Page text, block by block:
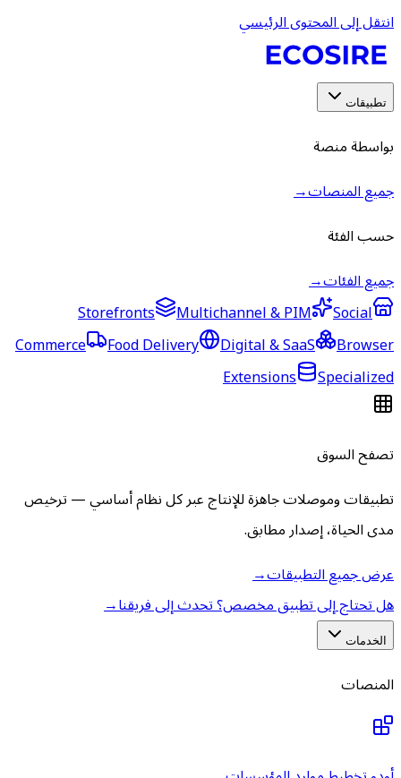
انتقل إلى المحتوى الرئيسي
تطبيقات
بواسطة منصة
جميع المنصات→
حسب الفئة
جميع الفئات→
Storefronts
Multichannel & PIM
Social
Commerce
Food Delivery Digital & SaaS
Browser
Extensions
Specialized
تصفح السوق
تطبيقات وموصلات جاهزة للإنتاج عبر كل نظام أساسي — ترخيص
مدى الحياة، إصدار مطابق.
عرض جميع التطبيقات→
هل تحتاج إلى تطبيق مخصص؟ تحدث إلى فريقنا→
الخدمات
المنصات